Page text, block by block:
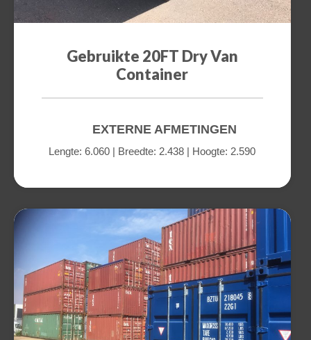
Gebruikte 20FT Dry Van
Container
EXTERNE AFMETINGEN
Lengte: 6.060 | Breedte: 2.438 | Hoogte: 2.590
a